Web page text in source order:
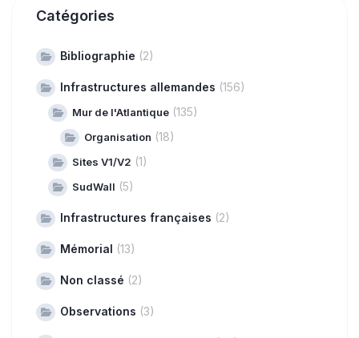
Catégories
Bibliographie (2)
Infrastructures allemandes (156)
Mur de l'Atlantique (135)
Organisation (18)
Sites V1/V2 (1)
SudWall (5)
Infrastructures françaises (2)
Mémorial (13)
Non classé (2)
Observations (3)